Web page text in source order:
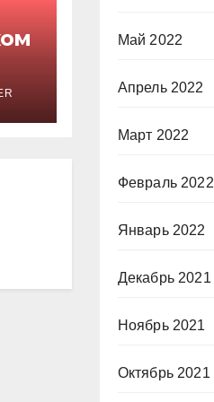
Май 2022
Апрель 2022
Март 2022
Февраль 2022
Январь 2022
Декабрь 2021
Ноябрь 2021
Октябрь 2021